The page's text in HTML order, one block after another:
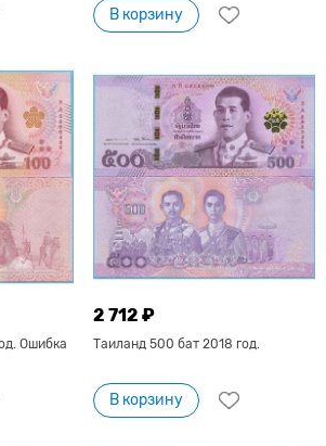
В корзину
Ошибка
2 712 ₽
Таиланд 500 бат 2018 год.
В корзину